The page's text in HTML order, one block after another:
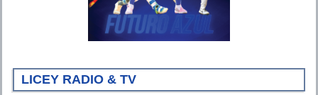
LICEY RADIO & TV